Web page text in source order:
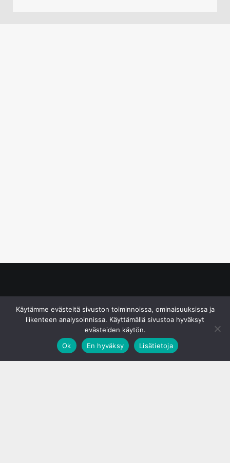
Käytämme evästeitä sivuston toiminnoissa, ominaisuuksissa ja
liikenteen analysoinnissa. Käyttämällä sivustoa hyväksyt
evästeiden käytön.
Ok
En hyväksy Lisätietoja